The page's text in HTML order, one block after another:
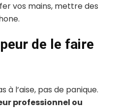
vos mains, mettre des
de le faire
à l’aise, pas de panique.
professionnel ou